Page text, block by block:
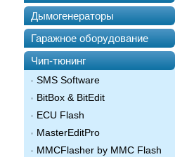
Дымогенераторы
Гаражное оборудование
Чип-тюнинг
SMS Software
BitBox & BitEdit
ECU Flash
MasterEditPro
MMCFlasher by MMC Flash